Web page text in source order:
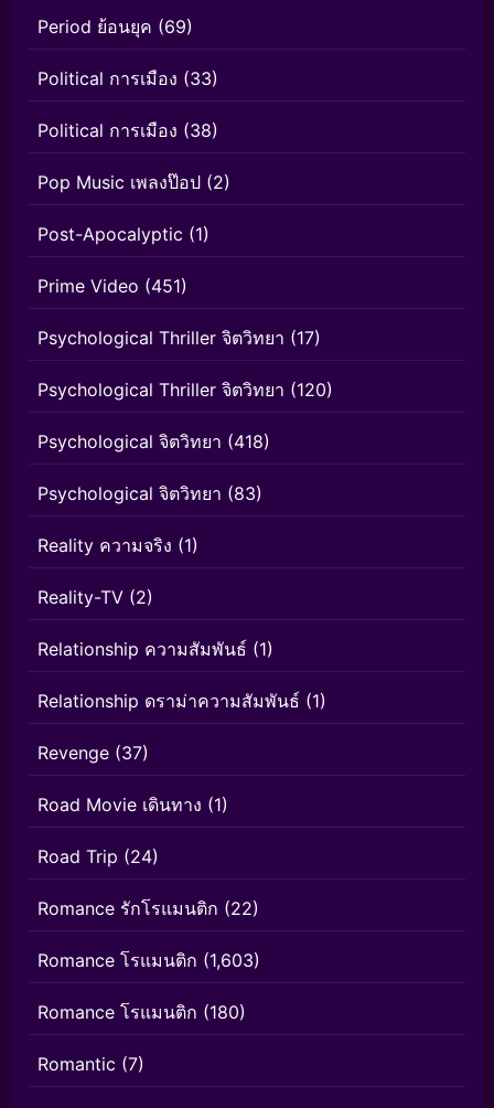
Period ย้อนยุค (69)
Political การเมือง (33)
Political การเมือง (38)
Pop Music เพลงป๊อป (2)
Post-Apocalyptic (1)
Prime Video (451)
Psychological Thriller จิตวิทยา (17)
Psychological Thriller จิตวิทยา (120)
Psychological จิตวิทยา (418)
Psychological จิตวิทยา (83)
Reality ความจริง (1)
Reality-TV (2)
Relationship ความสัมพันธ์ (1)
Relationship ดราม่าความสัมพันธ์ (1)
Revenge (37)
Road Movie เดินทาง (1)
Road Trip (24)
Romance รักโรแมนติก (22)
Romance โรแมนติก (1,603)
Romance โรแมนติก (180)
Romantic (7)